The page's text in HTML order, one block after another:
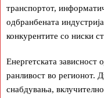
транспортот,
одбранбената
конкурентите со ниски
Енергетската зависност
ранливост во регионот.
снабдувања,